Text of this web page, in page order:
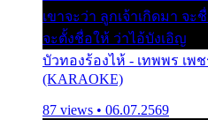
เขาจะว่า ลูกเจ้าเกิดมา จ
จะตั้งชื่อให้ ว่าไอ้บังเอิญ
บัวทองร้องไห้ - เทพพร เพ
(KARAOKE)
87 views • 06.07.2569